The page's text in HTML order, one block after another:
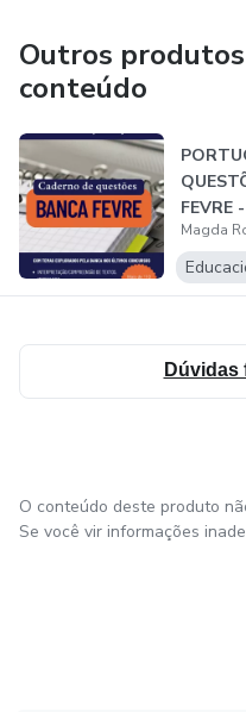
Nosso compromisso é
acessível. Por tempo
aprovação e garantir a
Inscreva-se agora e
- Acesso a aulas
- Suporte via whatsapp
Não perca a
em realidade. Inscreva-se
Outros
conteúdo
FEVRE
Magda
Dúvidas
O conteúdo deste produto
Se você vir informações